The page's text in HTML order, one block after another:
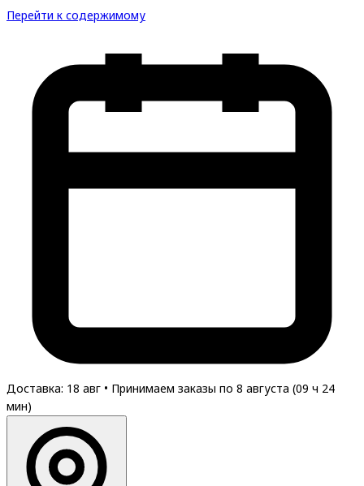
Перейти к содержимому
Доставка: 18 авг • Принимаем заказы по 8 августа (09 ч 24
мин)